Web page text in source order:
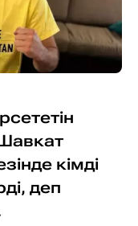
кімді
деп